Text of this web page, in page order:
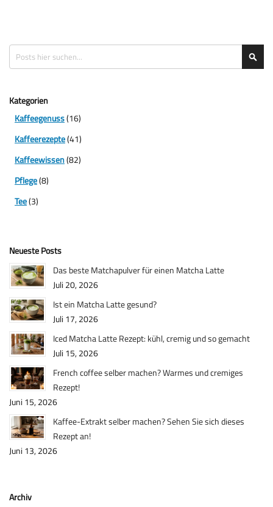
Suche
Kategorien
Kaffeegenuss(16)
Kaffeerezepte(41)
Kaffeewissen(82)
Pflege(8)
Tee(3)
Neueste Posts
Das beste Matchapulver für einen Matcha Latte
Juli 20, 2026
Ist ein Matcha Latte gesund?
Juli 17, 2026
Iced Matcha Latte Rezept: kühl, cremig und so gemacht
Juli 15, 2026
French coffee selber machen? Warmes und cremiges
Rezept!
Juni 15, 2026
Kaffee-Extrakt selber machen? Sehen Sie sich dieses
Rezept an!
Juni 13, 2026
Archiv